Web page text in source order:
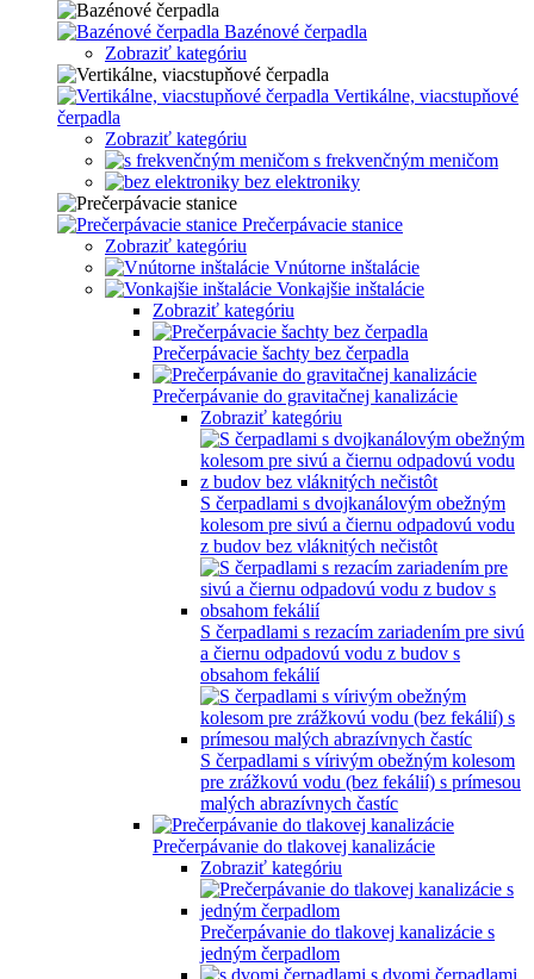
Bazénové čerpadla
Zobraziť kategóriu
Vertikálne, viacstupňové
čerpadla
Zobraziť kategóriu
s frekvenčným meničom
bez elektroniky
Prečerpávacie stanice
Zobraziť kategóriu
Vnútorne inštalácie
Vonkajšie inštalácie
Zobraziť kategóriu
Prečerpávacie šachty bez čerpadla
Prečerpávanie do gravitačnej kanalizácie
Zobraziť kategóriu
S čerpadlami s dvojkanálovým obežným
kolesom pre sivú a čiernu odpadovú vodu
z budov bez vláknitých nečistôt
S čerpadlami s rezacím zariadením pre sivú
a čiernu odpadovú vodu z budov s
obsahom fekálií
S čerpadlami s vírivým obežným kolesom
pre zrážkovú vodu (bez fekálií) s prímesou
malých abrazívnych častíc
Prečerpávanie do tlakovej kanalizácie
Zobraziť kategóriu
Prečerpávanie do tlakovej kanalizácie s
jedným čerpadlom
s dvomi čerpadlami